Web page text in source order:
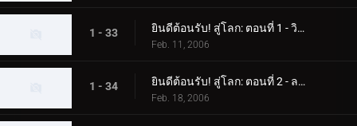
1 - 33 ยินดีต้อนรับ! สู่โลก: ตอนที่ 1 - วิทยาศาสตร์แห่งดาวเคราะห์บาลตัน
Feb. 11, 2006
1 - 34 ยินดีต้อนรับ! สู่โลก: ตอนที่ 2 - ลาก่อน! เอเลี่ยนบาลตัน
Feb. 18, 2006